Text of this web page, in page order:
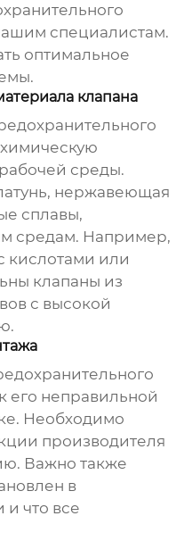
специалистам.
оптимальное
клапана
среды.
нержавеющая
сплавы,
средам. Например,
кислотами или
клапаны из
с высокой
его неправильной
Необходимо
производителя
Важно также
в
что все